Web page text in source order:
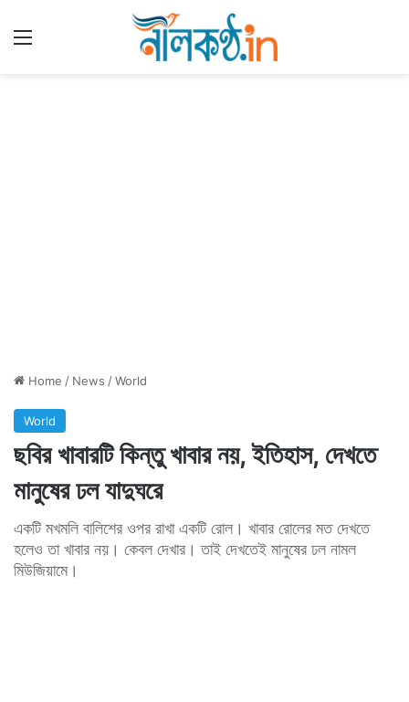
Home / News /World
World
ছবির খাবারটি কিন্তু খাবার নয়, ইতিহাস, দেখতে
মানুষের ঢল যাদুঘরে
একটি মখমলি বালিশের ওপর রাখা একটি রোল। খাবার রোলের মত দেখতে
হলেও তা খাবার নয়। কেবল দেখার। তাই দেখতেই মানুষের ঢল নামল
মিউজিয়ামে।